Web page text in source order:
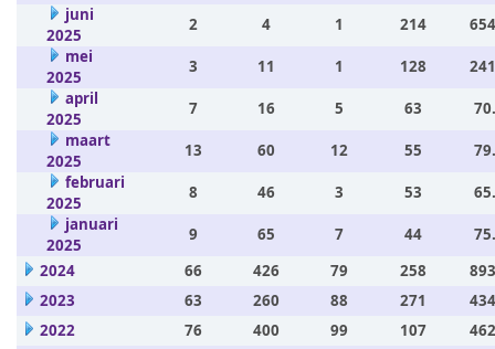
juni
2025
2 4 1 214
mei
2025
3 11 1 128
april
2025
7 16 5 63
maart
2025
13 60 12 55
februari
2025
8 46 3 53
januari
2025
9 65 7 44
2024
66 426 79 258
2023
63 260 88 271
2022
76 400 99 107